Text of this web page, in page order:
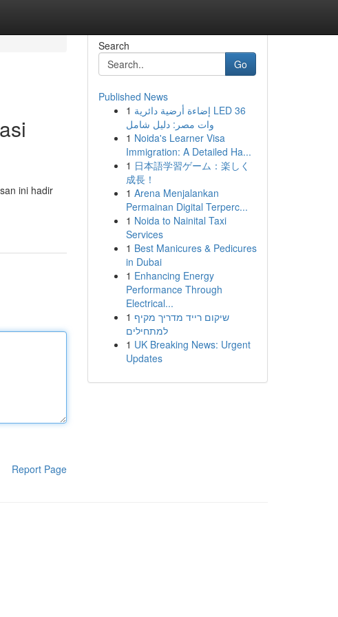
ini hadir
Report Page
Search
Go
Published News
1 إضاءة أرضية دائرية LED 36
وات مصر: دليل شامل
1 Noida's Learner Visa
Immigration: A Detailed Ha...
1 日本語学習ゲーム：楽しく
成長！
1 Arena Menjalankan
Permainan Digital Terperc...
1 Noida to Nainital Taxi
Services
1 Best Manicures & Pedicures
in Dubai
1 Enhancing Energy
Performance Through
Electrical...
1 שיקום רייד מדריך מקיף
למתחילים
1 UK Breaking News: Urgent
Updates